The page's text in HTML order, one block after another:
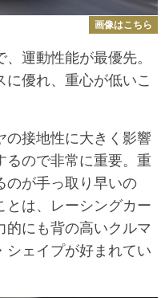
画像はこちら
運動性能が最優先。
優れ、重心が低いこ
接地性に大きく影響
るので非常に重要。重
のが手っ取り早いの
とは、レーシングカー
的にも背の高いクルマ
シェイプが好まれてい